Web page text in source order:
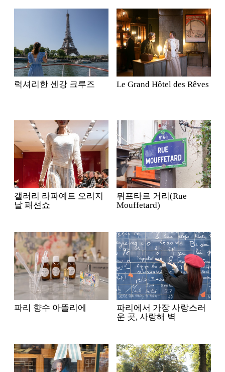
럭셔리한 센강 크루즈 Le Grand Hôtel des Rêves
갤러리 라파예트 오리지
날 패션쇼
뮈프타르 거리(Rue
Mouffetard)
파리 향수 아뜰리에
파리에서 가장 사랑스러
운 곳, 사랑해 벽